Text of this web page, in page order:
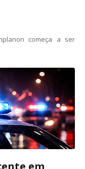
começa a ser
em